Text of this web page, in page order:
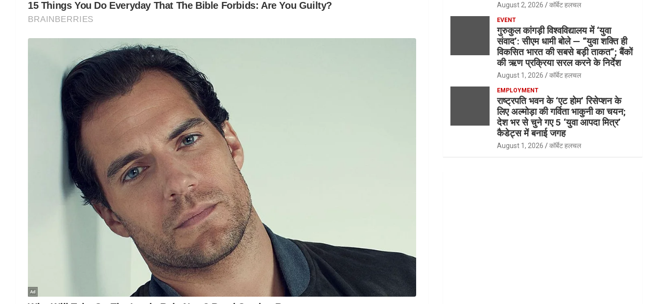
August 2, 2026 कॉर्बेट हलचल
EVENT
गुरुकुल कांगड़ी विश्वविद्यालय में ‘युवा
संवाद’: सीएम धामी बोले — “युवा शक्ति ही
विकसित भारत की सबसे बड़ी ताकत”; बैंकों
की ऋण प्रक्रिया सरल करने के निर्देश
August 1, 2026 कॉर्बेट हलचल
EMPLOYMENT
राष्ट्रपति भवन के ‘एट होम’ रिसेप्शन के
लिए अल्मोड़ा की गर्विता भाकुनी का चयन;
देश भर से चुने गए 5 ‘युवा आपदा मित्र’
कैडेट्स में बनाई जगह
August 1, 2026 कॉर्बेट हलचल